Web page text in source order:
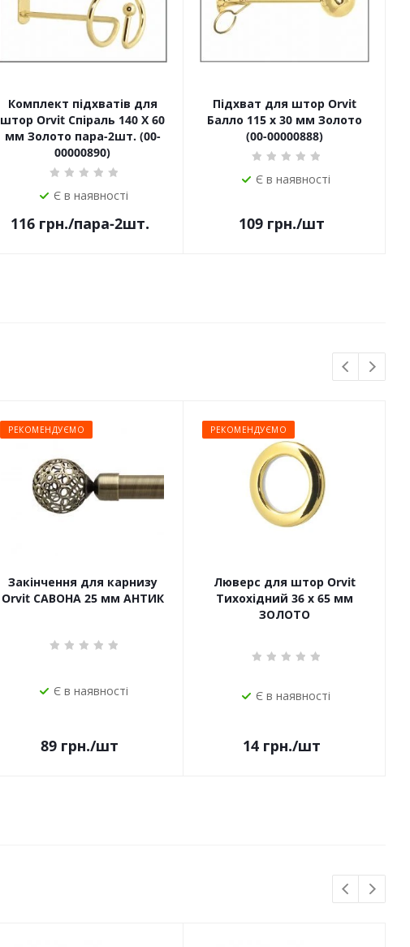
Комплект підхватів для
штор Orvit Спіраль 140 Х 60
мм Золото пара-2шт. (00-
00000890)
Є в наявності
116грн./пара-2шт.
Підхват для штор Orvit
Балло 115 х 30 мм Золото
(00-00000888)
Є в наявності
109 грн./шт
РЕКОМЕНДУЄМО
Закінчення для карнизу
Orvit САВОНА 25 мм АНТИК
Є в наявності
89 грн./шт
РЕКОМЕНДУЄМО
Люверс для штор Orvit
Тихохідний 36 х 65 мм
ЗОЛОТО
Є в наявності
14 грн./шт